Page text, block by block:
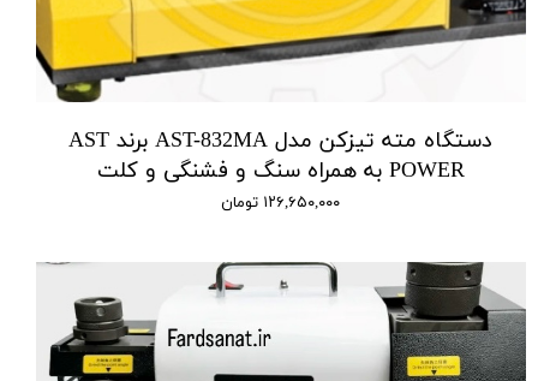
دستگاه مته تیزکن مدل AST-832MA برند AST
POWER به همراه سنگ و فشنگی و کلت
۱۲۶,۶۵۰,۰۰۰ تومان